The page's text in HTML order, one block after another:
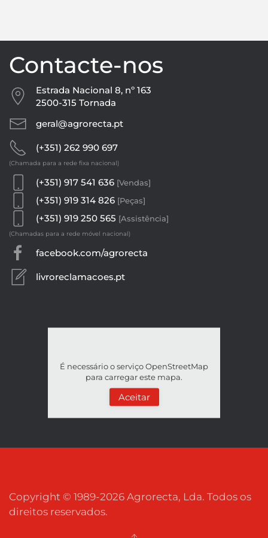
Contacte-nos
Estrada Nacional 8, nº 163
2500-315 Tornada
geral@agrorecta.pt
(+351) 262 990 697
(Chamada para a rede fixa nacional)
(+351) 917 541 636 [Vendas]
(+351) 919 314 826 [Peças]
(+351) 919 250 565 [Assistência]
(Chamadas para a rede móvel nacional)
facebook.com/agrorecta
livroreclamacoes.pt
É necessário o serviço OpenStreetMap
para carregar este mapa.
Aceitar
Copyright © 1989-2026 Agrorecta, Lda. Todos os
direitos reservados.